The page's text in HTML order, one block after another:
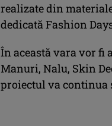
realizate din
dedicată Fashion
În această vara vor fi
Manuri, Nalu, Skin
proiectul va continua